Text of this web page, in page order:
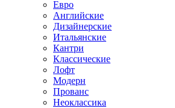
Евро
Английские
Дизайнерские
Итальянские
Кантри
Классические
Лофт
Модерн
Прованс
Неоклассика